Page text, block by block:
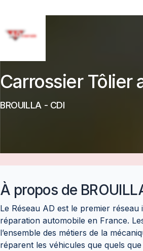
Carrossier Tôlier
BROUILLA - CDI
À propos de
Le Réseau AD est le premier réseau
réparation automobile en France.
l’ensemble des métiers de la
réparent les véhicules que quels